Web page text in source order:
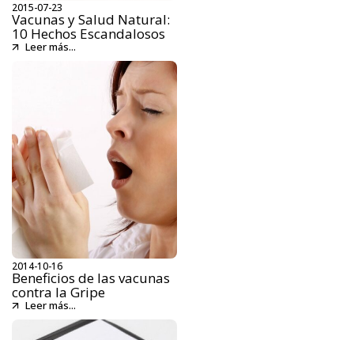
2015-07-23
Vacunas y Salud Natural:
10 Hechos Escandalosos
Leer más...
2014-10-16
Beneficios de las vacunas
contra la Gripe
Leer más...